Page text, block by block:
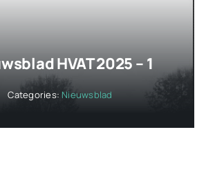
HVAT 2025 – 1
Categories:Nieuwsblad